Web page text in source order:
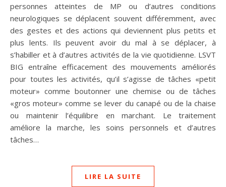
personnes atteintes de MP ou d’autres conditions
neurologiques se déplacent souvent différemment, avec
des gestes et des actions qui deviennent plus petits et
plus lents. Ils peuvent avoir du mal à se déplacer, à
s’habiller et à d’autres activités de la vie quotidienne. LSVT
BIG entraîne efficacement des mouvements améliorés
pour toutes les activités, qu’il s’agisse de tâches «petit
moteur» comme boutonner une chemise ou de tâches
«gros moteur» comme se lever du canapé ou de la chaise
ou maintenir l’équilibre en marchant. Le traitement
améliore la marche, les soins personnels et d’autres
tâches…
LIRE LA SUITE